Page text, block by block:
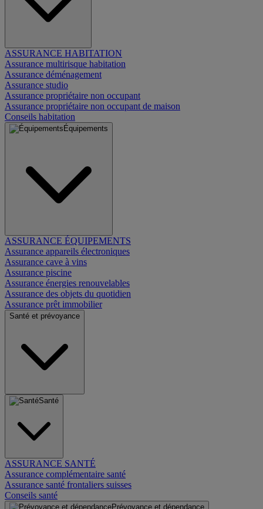
ASSURANCE HABITATION
Assurance multirisque habitation
Assurance déménagement
Assurance studio
Assurance propriétaire non occupant
Assurance propriétaire non occupant de maison
Conseils habitation
Équipements
ASSURANCE ÉQUIPEMENTS
Assurance appareils électroniques
Assurance cave à vins
Assurance piscine
Assurance énergies renouvelables
Assurance des objets du quotidien
Assurance prêt immobilier
Santé et prévoyance
Santé
ASSURANCE SANTÉ
Assurance complémentaire santé
Assurance santé frontaliers suisses
Conseils santé
Prévoyance et dépendance